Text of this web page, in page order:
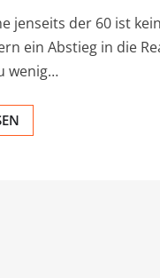
jenseits der 60 ist
ein Abstieg in die
wenig…